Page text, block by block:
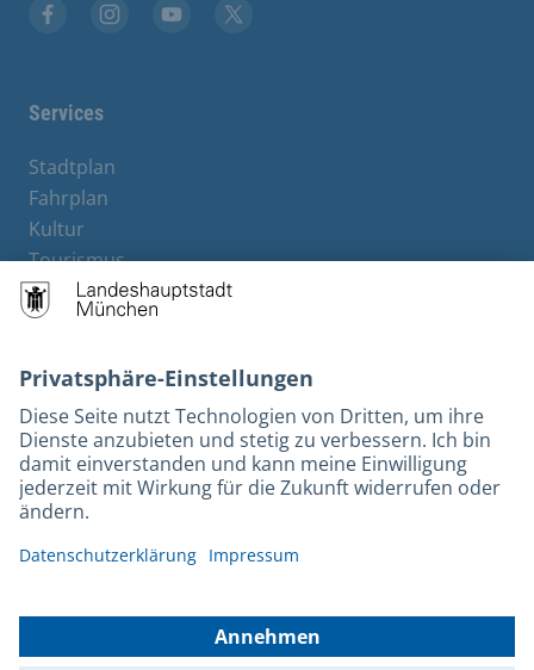
Services
Stadtplan
Fahrplan
Kultur
Tourismus
M-Strom
Bürgerservice
Rechtliches und Kontakt
Barrierefreiheit
Leichte Sprache
Gebärdensprache
Kontakt